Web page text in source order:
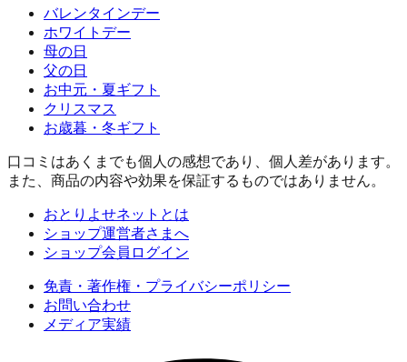
バレンタインデー
ホワイトデー
母の日
父の日
お中元・夏ギフト
クリスマス
お歳暮・冬ギフト
口コミはあくまでも個人の感想であり、個人差があります。
また、商品の内容や効果を保証するものではありません。
おとりよせネットとは
ショップ運営者さまへ
ショップ会員ログイン
免責・著作権・プライバシーポリシー
お問い合わせ
メディア実績